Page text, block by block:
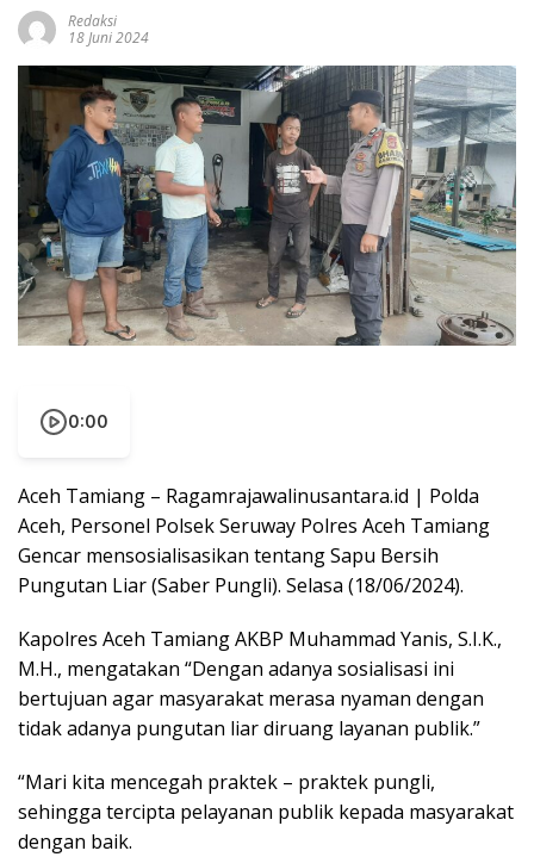
Redaksi
18 Juni 2024
0:00
Aceh Tamiang – Ragamrajawalinusantara.id | Polda
Aceh, Personel Polsek Seruway Polres Aceh Tamiang
Gencar mensosialisasikan tentang Sapu Bersih
Pungutan Liar (Saber Pungli). Selasa (18/06/2024).
Kapolres Aceh Tamiang AKBP Muhammad Yanis, S.I.K.,
M.H., mengatakan “Dengan adanya sosialisasi ini
bertujuan agar masyarakat merasa nyaman dengan
tidak adanya pungutan liar diruang layanan publik.”
“Mari kita mencegah praktek – praktek pungli,
sehingga tercipta pelayanan publik kepada masyarakat
dengan baik.